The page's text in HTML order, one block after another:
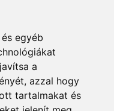
egyéb
a
azzal hogy
tartalmakat és